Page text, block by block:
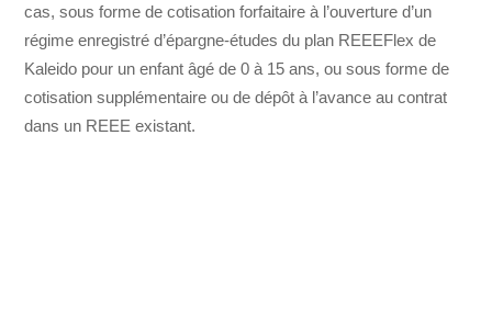
cas, sous forme de cotisation forfaitaire à l’ouverture d’un
régime enregistré d’épargne-études du plan REEEFlex de
Kaleido pour un enfant âgé de 0 à 15 ans, ou sous forme de
cotisation supplémentaire ou de dépôt à l’avance au contrat
dans un REEE existant.